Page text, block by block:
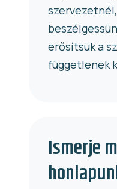
erősítsük a
függetlenek
Ismerje